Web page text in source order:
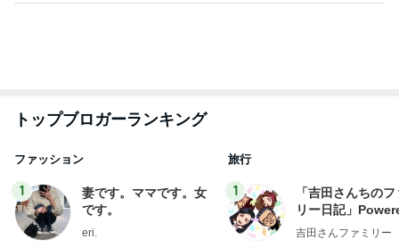
トップブロガーランキング
ファッション
1
妻です。ママです。女
です。
eri.
旅行
1
「吉田さんちの
リー日記」
y Ameba 吉田さ
吉田さんファミリー